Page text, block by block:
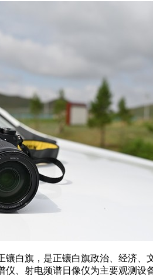
旗，是正镶白旗政治、经济、
仪、射电频谱日像仪为主要观测